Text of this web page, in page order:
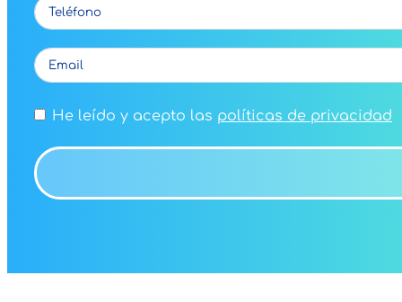
He leído y acepto las políticas de privacidad